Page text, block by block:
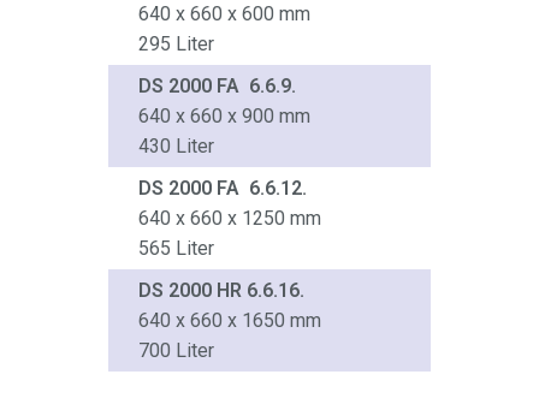
640 x 660 x 600 mm
295 Liter
DS 2000 FA 6.6.9.
640 x 660 x 900 mm
430 Liter
DS 2000 FA 6.6.12.
640 x 660 x 1250 mm
565 Liter
DS 2000 HR 6.6.16.
640 x 660 x 1650 mm
700 Liter